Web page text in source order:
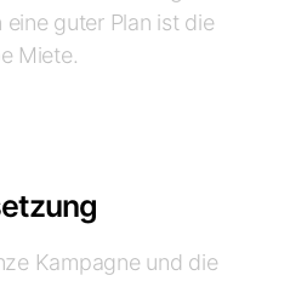
guter Plan ist die
Miete.
Kampagne und die